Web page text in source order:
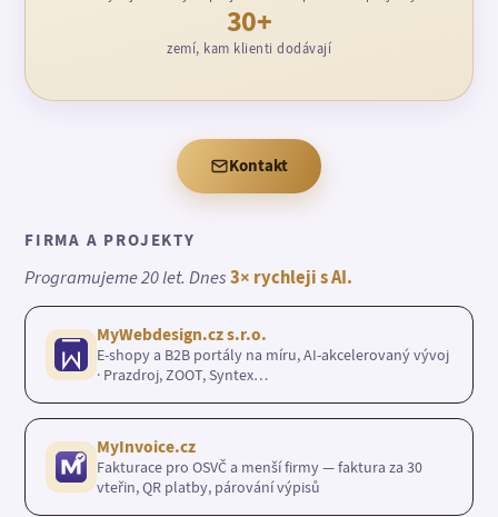
30+
zemí, kam klienti dodávají
Kontakt
FIRMA A PROJEKTY
Programujeme 20 let. Dnes3× rychleji s AI.
MyWebdesign.cz s.r.o.
E-shopy a B2B portály na míru, AI-akcelerovaný vývoj
· Prazdroj, ZOOT, Syntex…
MyInvoice.cz
Fakturace pro OSVČ a menší firmy — faktura za 30
vteřin, QR platby, párování výpisů